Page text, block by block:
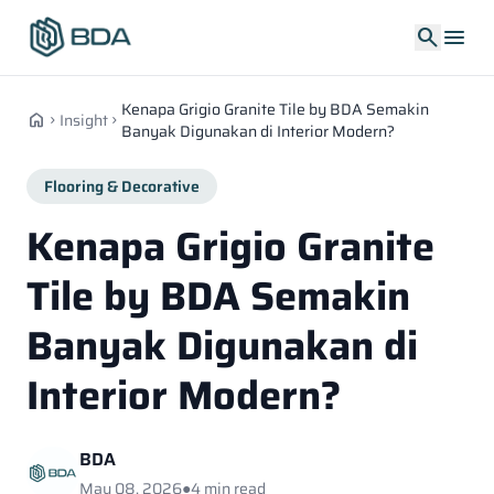
search menu
home chevron_right Insight chevron_right Kenapa Grigio Granite Tile by BDA Semakin
Banyak Digunakan di Interior Modern?
Flooring & Decorative
Kenapa Grigio Granite
Tile by BDA Semakin
Banyak Digunakan di
Interior Modern?
BDA
May 08, 2026●4 min read